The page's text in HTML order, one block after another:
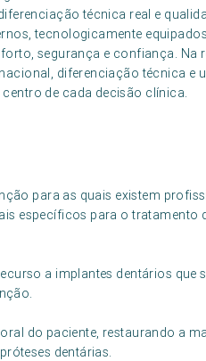
técnica real e
tecnologicamente
segurança e confiança. Na
diferenciação técnica e
de cada decisão clínica.
para as quais existem
específicos para o tratamento
a implantes dentários que
do paciente, restaurando a
dentárias.